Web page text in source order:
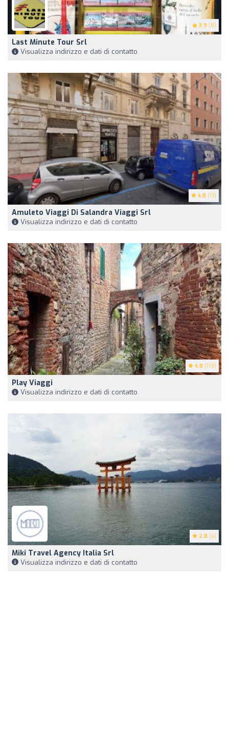
3.9 (8)
Last Minute Tour Srl
Visualizza indirizzo e dati di contatto
4.8 (17)
Amuleto Viaggi Di Salandra Viaggi Srl
Visualizza indirizzo e dati di contatto
4.8 (119)
Play Viaggi
Visualizza indirizzo e dati di contatto
2.8 (4)
Miki Travel Agency Italia Srl
Visualizza indirizzo e dati di contatto